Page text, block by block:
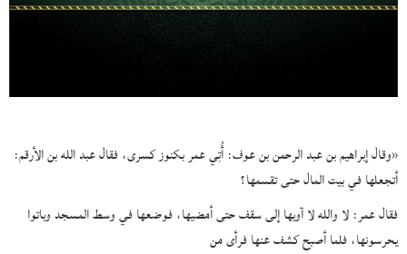
«وقال إبراهيم بن عبد الرحمن بن عوف: أُتِي عمر بكنوز كسرى، فقال عبد الله بن الأرقم:
أتجعلها في بيت المال حتى تقسمها؟
فقال عمر: لا والله لا آويها إلى سقف حتى أمضيها، فوضعها في وسط المسجد وباتوا
يحرسونها، فلما أصبح كشف عنها فرأى ‌من